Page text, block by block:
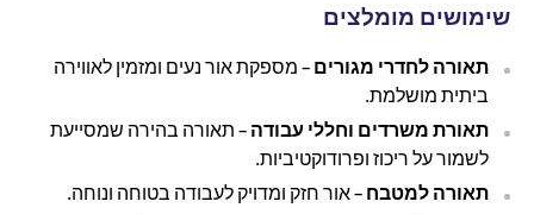
שימושים מומלצים
תאורה לחדרי מגורים – מספקת אור נעים ומזמין לאווירה
ביתית מושלמת.
תאורת משרדים וחללי עבודה – תאורה בהירה שמסייעת
לשמור על ריכוז ופרודוקטיביות.
תאורה למטבח – אור חזק ומדויק לעבודה בטוחה ונוחה.